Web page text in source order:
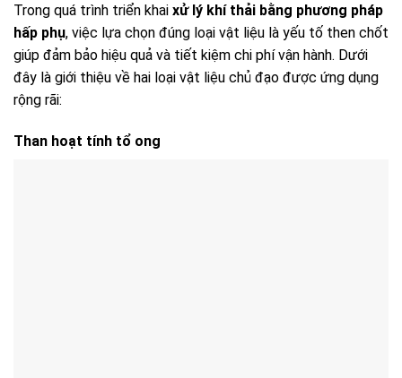
Trong quá trình triển khai xử lý khí thải bằng phương pháp
hấp phụ, việc lựa chọn đúng loại vật liệu là yếu tố then chốt
giúp đảm bảo hiệu quả và tiết kiệm chi phí vận hành. Dưới
đây là giới thiệu về hai loại vật liệu chủ đạo được ứng dụng
rộng rãi:
Than hoạt tính tổ ong